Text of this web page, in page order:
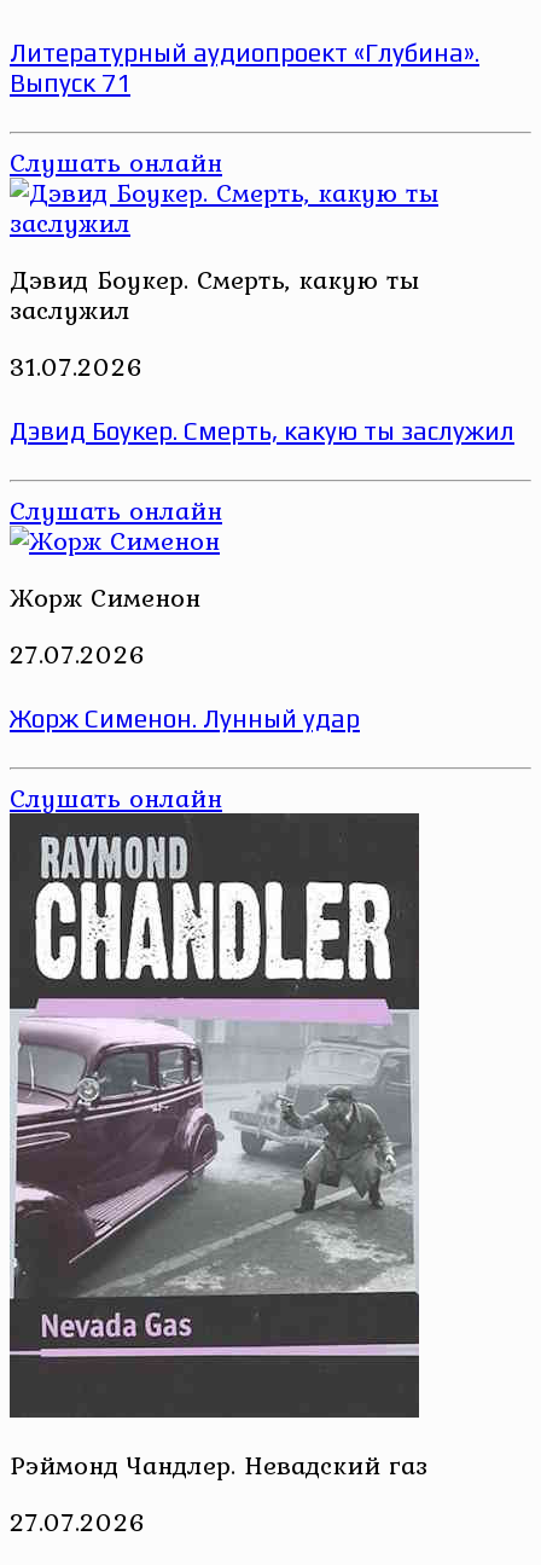
Литературный аудиопроект «Глубина».
Выпуск 71
Слушать онлайн
Дэвид Боукер. Смерть, какую ты
заслужил
31.07.2026
Дэвид Боукер. Смерть, какую ты заслужил
Слушать онлайн
Жорж Сименон
27.07.2026
Жорж Сименон. Лунный удар
Слушать онлайн
Рэймонд Чандлер. Невадский газ
27.07.2026